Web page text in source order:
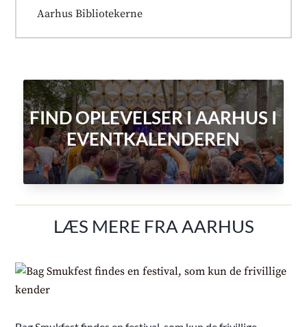
Aarhus Bibliotekerne
FIND OPLEVELSER I AARHUS I
EVENTKALENDEREN
LÆS MERE FRA AARHUS